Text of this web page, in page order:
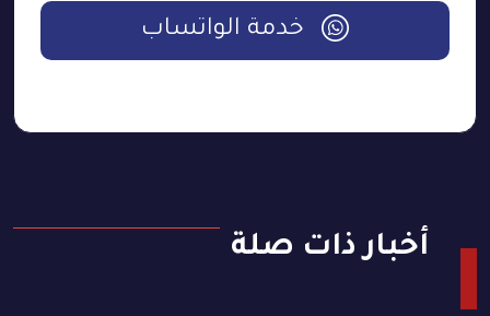
خدمة الواتساب
أخبار ذات صلة